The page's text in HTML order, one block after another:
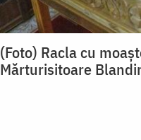
(Foto) Racla cu
Mărturisitoare